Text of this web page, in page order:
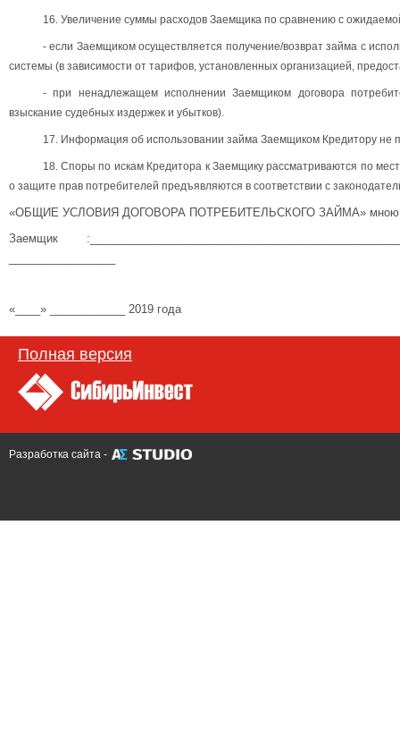
16. Увеличение суммы расходов Заемщика по сравнению с
- если Заемщиком осуществляется получение/возврат займа с
системы (в зависимости от тарифов, установленных организацией,
- при ненадлежащем исполнении Заемщиком договора
взыскание судебных издержек и убытков).
17. Информация об использовании займа Заемщиком Кредитору не
18. Споры по искам Кредитора к Заемщику рассматриваются по
о защите прав потребителей предъявляются в соответствии с
«ОБЩИЕ УСЛОВИЯ ДОГОВОРА ПОТРЕБИТЕЛЬСКОГО ЗАЙМА»
Заемщик :
«____» ____________ 2019 года
Полная версия
Разработка сайта -